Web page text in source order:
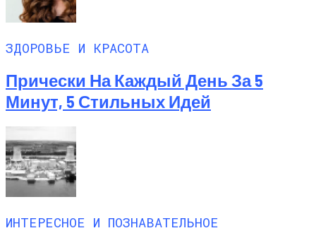
ЗДОРОВЬЕ И КРАСОТА
Прически На Каждый День За 5
Минут, 5 Стильных Идей
ИНТЕРЕСНОЕ И ПОЗНАВАТЕЛЬНОЕ